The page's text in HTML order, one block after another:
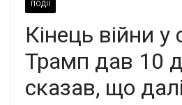
ПОДІЇ
Кінець війни у
Трамп дав 10
сказав, що далі